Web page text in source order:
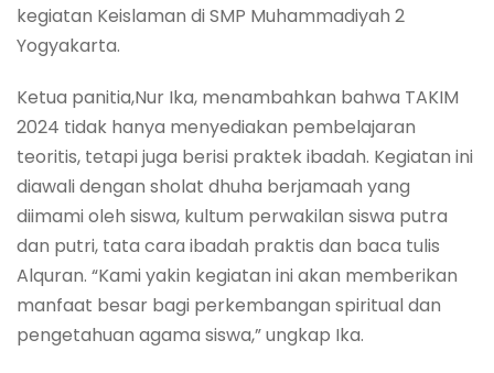
kegiatan Keislaman di SMP Muhammadiyah 2
Yogyakarta.
Ketua panitia,Nur Ika, menambahkan bahwa TAKIM
2024 tidak hanya menyediakan pembelajaran
teoritis, tetapi juga berisi praktek ibadah. Kegiatan ini
diawali dengan sholat dhuha berjamaah yang
diimami oleh siswa, kultum perwakilan siswa putra
dan putri, tata cara ibadah praktis dan baca tulis
Alquran. “Kami yakin kegiatan ini akan memberikan
manfaat besar bagi perkembangan spiritual dan
pengetahuan agama siswa,” ungkap Ika.